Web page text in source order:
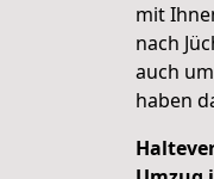
mit
nach
auch
haben